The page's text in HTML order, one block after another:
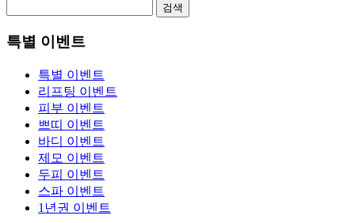
검색
특별 이벤트
특별 이벤트
리프팅 이벤트
피부 이벤트
쁘띠 이벤트
바디 이벤트
제모 이벤트
두피 이벤트
스파 이벤트
1년권 이벤트